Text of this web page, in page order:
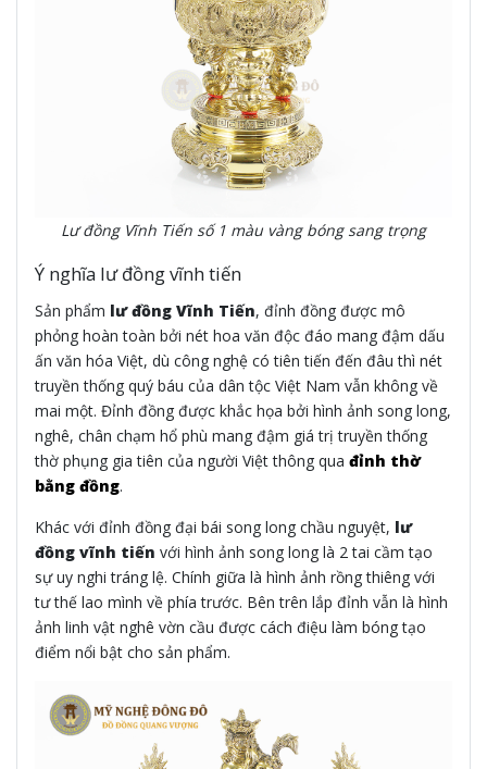
Lư đồng Vĩnh Tiến số 1 màu vàng bóng sang trọng
Ý nghĩa lư đồng vĩnh tiến
Sản phẩm lư đồng Vĩnh Tiến, đỉnh đồng được mô
phỏng hoàn toàn bởi nét hoa văn độc đáo mang đậm dấu
ấn văn hóa Việt, dù công nghệ có tiên tiến đến đâu thì nét
truyền thống quý báu của dân tộc Việt Nam vẫn không về
mai một. Đỉnh đồng được khắc họa bởi hình ảnh song long,
nghê, chân chạm hổ phù mang đậm giá trị truyền thống
thờ phụng gia tiên của người Việt thông qua đỉnh thờ
bằng đồng.
Khác với đỉnh đồng đại bái song long chầu nguyệt, lư
đồng vĩnh tiến với hình ảnh song long là 2 tai cầm tạo
sự uy nghi tráng lệ. Chính giữa là hình ảnh rồng thiêng với
tư thế lao mình về phía trước. Bên trên lắp đỉnh vẫn là hình
ảnh linh vật nghê vờn cầu được cách điệu làm bóng tạo
điểm nổi bật cho sản phẩm.